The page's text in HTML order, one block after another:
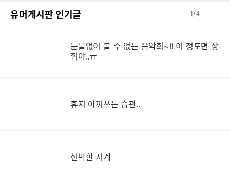
유머게시판 인기글 1/4
눈물없이 볼 수 없는 음악회~!! 이 정도면 상
줘야..ㅠ
휴지 아껴쓰는 습관..
신박한 시계